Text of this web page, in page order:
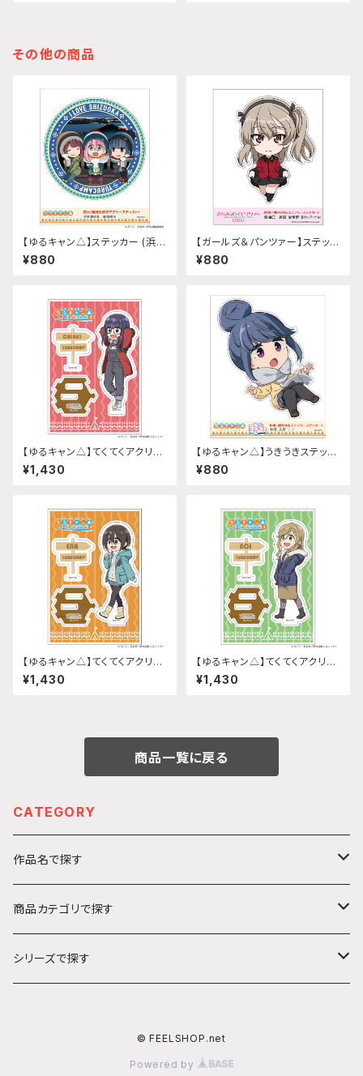
その他の商品
【ゆるキャン△】ステッカー (浜名
湖夜景 静岡限定)
¥880
【ガールズ＆パンツァー】ステッカ
ー 給油口 (島田愛里寿 聖グロ
リアーナver.)
¥880
【ゆるキャン△】てくてくアクリル
スタンド(『SEASON3』大垣 千
明)
¥1,430
【ゆるキャン△】うきうきステッカ
ー(志摩リン 制服ver.)
¥880
【ゆるキャン△】てくてくアクリル
スタンド(『SEASON3』斉藤 恵
那)
¥1,430
【ゆるキャン△】てくてくアクリル
スタンド(『SEASON3』犬山 あ
おい)
¥1,430
商品一覧に戻る
CATEGORY
作品名で探す
カ行
ガールズ＆パンツァー
サ行
商品カテゴリで探す
アクリルキーホルダー
シリーズで探す
© FEELSHOP.net
Powered by